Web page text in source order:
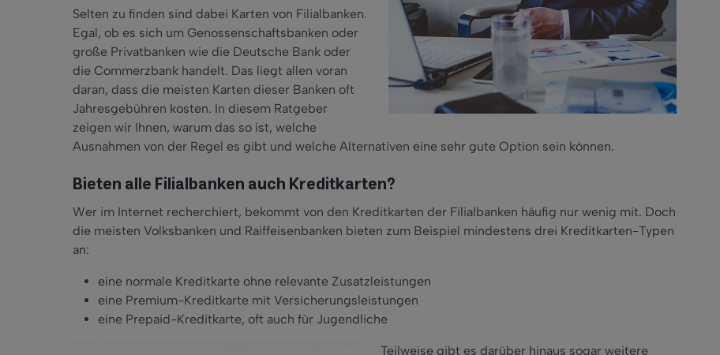
Selten zu finden sind dabei Karten von Filialbanken.
Egal, ob es sich um Genossenschaftsbanken oder
große Privatbanken wie die Deutsche Bank oder
die Commerzbank handelt. Das liegt allen voran
daran, dass die meisten Karten dieser Banken oft
Jahresgebühren kosten. In diesem Ratgeber
zeigen wir Ihnen, warum das so ist, welche
Ausnahmen von der Regel es gibt und welche Alternativen eine sehr gute Option sein können.
Bieten alle Filialbanken auch Kreditkarten?
Wer im Internet recherchiert, bekommt von den Kreditkarten der Filialbanken häufig nur wenig mit. Doch
die meisten Volksbanken und Raiffeisenbanken bieten zum Beispiel mindestens drei Kreditkarten-Typen
an:
eine normale Kreditkarte ohne relevante Zusatzleistungen
eine Premium-Kreditkarte mit Versicherungsleistungen
eine Prepaid-Kreditkarte, oft auch für Jugendliche
Teilweise gibt es darüber hinaus sogar weitere